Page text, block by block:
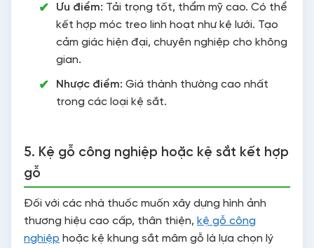
Ưu điểm: Tải trọng tốt, thẩm mỹ cao. Có thể
kết hợp móc treo linh hoạt như kệ lưới. Tạo
cảm giác hiện đại, chuyên nghiệp cho không
gian.
Nhược điểm: Giá thành thường cao nhất
trong các loại kệ sắt.
5. Kệ gỗ công nghiệp hoặc kệ sắt kết hợp
gỗ
Đối với các nhà thuốc muốn xây dựng hình ảnh
thương hiệu cao cấp, thân thiện, kệ gỗ công
nghiệp hoặc kệ khung sắt mâm gỗ là lựa chọn lý